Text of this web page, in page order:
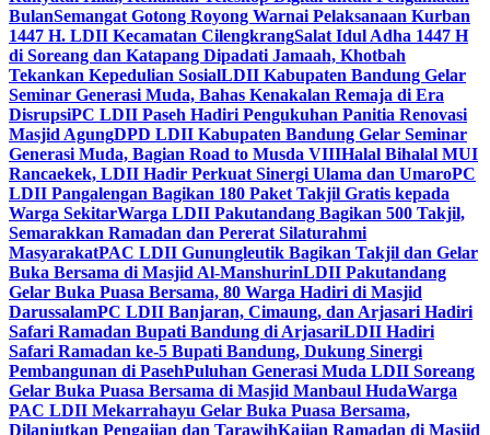
BulanSemangat Gotong Royong Warnai Pelaksanaan Kurban
1447 H. LDII Kecamatan CilengkrangSalat Idul Adha 1447 H
di Soreang dan Katapang Dipadati Jamaah, Khotbah
Tekankan Kepedulian SosialLDII Kabupaten Bandung Gelar
Seminar Generasi Muda, Bahas Kenakalan Remaja di Era
DisrupsiPC LDII Paseh Hadiri Pengukuhan Panitia Renovasi
Masjid AgungDPD LDII Kabupaten Bandung Gelar Seminar
Generasi Muda, Bagian Road to Musda VIIIHalal Bihalal MUI
Rancaekek, LDII Hadir Perkuat Sinergi Ulama dan UmaroPC
LDII Pangalengan Bagikan 180 Paket Takjil Gratis kepada
Warga SekitarWarga LDII Pakutandang Bagikan 500 Takjil,
Semarakkan Ramadan dan Pererat Silaturahmi
MasyarakatPAC LDII Gunungleutik Bagikan Takjil dan Gelar
Buka Bersama di Masjid Al-ManshurinLDII Pakutandang
Gelar Buka Puasa Bersama, 80 Warga Hadiri di Masjid
DarussalamPC LDII Banjaran, Cimaung, dan Arjasari Hadiri
Safari Ramadan Bupati Bandung di ArjasariLDII Hadiri
Safari Ramadan ke-5 Bupati Bandung, Dukung Sinergi
Pembangunan di PasehPuluhan Generasi Muda LDII Soreang
Gelar Buka Puasa Bersama di Masjid Manbaul HudaWarga
PAC LDII Mekarrahayu Gelar Buka Puasa Bersama,
Dilanjutkan Pengajian dan TarawihKajian Ramadan di Masjid